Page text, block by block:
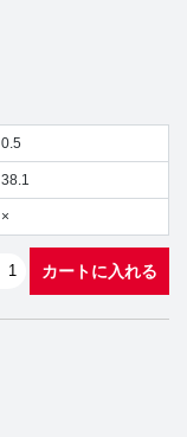
0.5
38.1
×
カートに入れる